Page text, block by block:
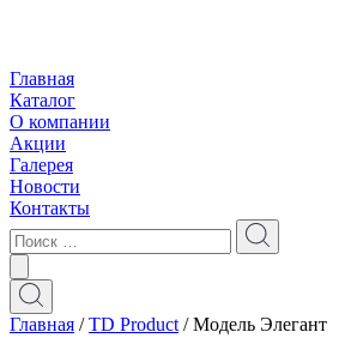
Главная
Каталог
О компании
Акции
Галерея
Новости
Контакты
Главная /TD Product/ Модель Элегант